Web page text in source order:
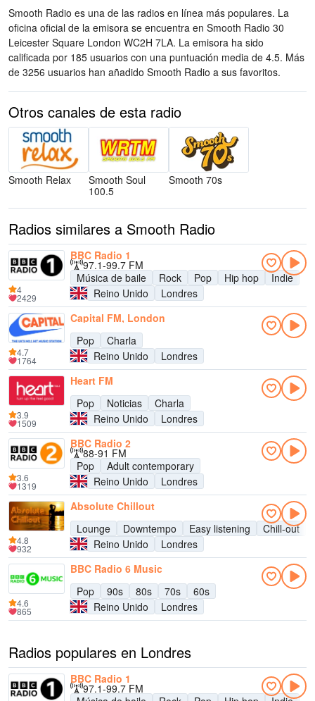
Smooth Radio es una de las radios en línea más populares. La
oficina oficial de la emisora se encuentra en Smooth Radio 30
Leicester Square London WC2H 7LA. La emisora ha sido
calificada por 185 usuarios con una puntuación media de 4.5. Más
de 3256 usuarios han añadido Smooth Radio a sus favoritos.
Otros canales de esta radio
Smooth Relax
Smooth Soul
100.5
Smooth 70s
Radios similares a Smooth Radio
BBC Radio 1
97.1-99.7 FM
Música de baile
Rock Pop Hip hop
Indie
Reino Unido
Londres
4
2429
Capital FM, London
Pop
Charla
Reino Unido
Londres
4.7
1764
Heart FM
Pop
Noticias
Charla
Reino Unido
Londres
3.9
1509
BBC Radio 2
88-91 FM
Pop
Adult contemporary
Reino Unido
Londres
3.6
1319
Absolute Chillout
Lounge
Downtempo Easy listening
Chill-out
Reino Unido
Londres
4.8
932
BBC Radio 6 Music
Pop
90s 80s 70s
60s
Reino Unido
Londres
4.6
865
Radios populares en Londres
BBC Radio 1
97.1-99.7 FM